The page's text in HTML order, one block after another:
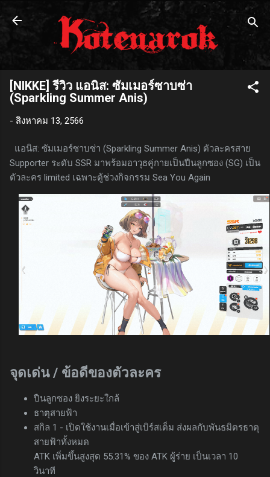
ข้ามไปที่เนื้อหาหลัก
[NIKKE] รีวิว แอนิส: ซัมเมอร์ซาบซ่า
(Sparkling Summer Anis)
- สิงหาคม 13, 2566
แอนิส: ซัมเมอร์ซาบซ่า (Sparkling Summer Anis) ตัวละครสาย
Supporter ระดับ SSR มาพร้อมอาวุธคู่กายเป็นปืนลูกซอง (SG) เป็น
ตัวละคร limited เฉพาะตู้ช่วงกิจกรรม Sea You Again
จุดเด่น / ข้อดีของตัวละคร
ปืนลูกซอง ยิงระยะใกล้
ธาตุสายฟ้า
สกิล 1 - เปิดใช้งานเมื่อเข้าสู่เบิร์สเต็ม ส่งผลกับพันธมิตรธาตุ
สายฟ้าทั้งหมด
ATK เพิ่มขึ้นสูงสุด 55.31% ของ ATK ผู้ร่าย เป็นเวลา 10
วินาที